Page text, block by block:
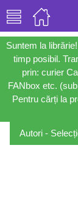
Suntem la
timp posibil.
prin: curier
FANbox etc.
Pentru cărți la
Autori -